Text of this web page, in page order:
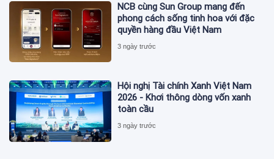
NCB cùng Sun Group mang đến
phong cách sống tinh hoa với đặc
quyền hàng đầu Việt Nam
3 ngày trước
Hội nghị Tài chính Xanh Việt Nam
2026 - Khơi thông dòng vốn xanh
toàn cầu
3 ngày trước